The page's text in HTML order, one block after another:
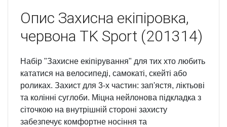
Опис Захисна екіпіровка,
червона TK Sport (201314)
Набір "Захисне екіпірування" для тих хто любить
кататися на велосипеді, самокаті, скейті або
роликах. Захист для 3-х частин: зап'ястя, ліктьові
та колінні суглоби. Міцна нейлонова підкладка з
сіточкою на внутрішній стороні захисту
забезпечує комфортне носіння та